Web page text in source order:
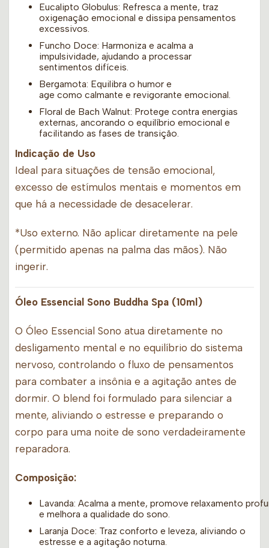
Eucalipto Globulus: Refresca a mente, traz
oxigenação emocional e dissipa pensamentos
excessivos.
Funcho Doce: Harmoniza e acalma a
impulsividade, ajudando a processar
sentimentos difíceis.
Bergamota: Equilibra o humor e
age como calmante e revigorante emocional.
Floral de Bach Walnut: Protege contra energias
externas, ancorando o equilíbrio emocional e
facilitando as fases de transição.
Indicação de Uso
Ideal para situações de tensão emocional,
excesso de estímulos mentais e momentos em
que há a necessidade de desacelerar.
*Uso externo. Não aplicar diretamente na pele
(permitido apenas na palma das mãos). Não
ingerir.
Óleo Essencial Sono Buddha Spa (10ml)
O Óleo Essencial Sono atua diretamente no
desligamento mental e no equilíbrio do sistema
nervoso, controlando o fluxo de pensamentos
para combater a insônia e a agitação antes de
dormir. O blend foi formulado para silenciar a
mente, aliviando o estresse e preparando o
corpo para uma noite de sono verdadeiramente
reparadora.
Composição:
Lavanda: Acalma a mente, promove relaxamento
e melhora a qualidade do sono.
Laranja Doce: Traz conforto e leveza, aliviando o
estresse e a agitação noturna.